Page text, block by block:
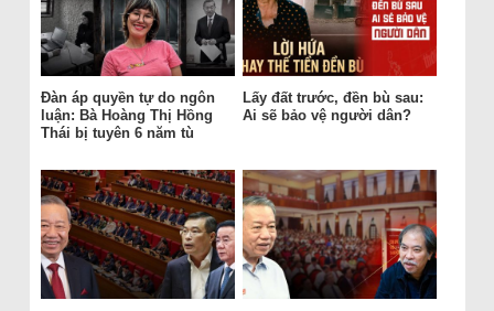
Đàn áp quyền tự do ngôn
luận: Bà Hoàng Thị Hồng
Thái bị tuyên 6 năm tù
Lấy đất trước, đền bù sau:
Ai sẽ bảo vệ người dân?